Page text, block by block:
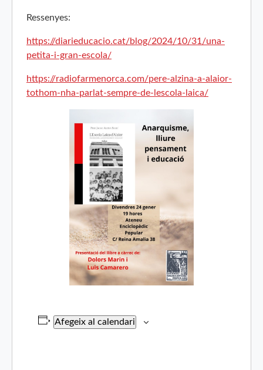
Ressenyes:
https://diarieducacio.cat/blog/2024/10/31/una-
petita-i-gran-escola/
https://radiofarmenorca.com/pere-alzina-a-alaior-
tothom-nha-parlat-sempre-de-lescola-laica/
Afegeix al calendari